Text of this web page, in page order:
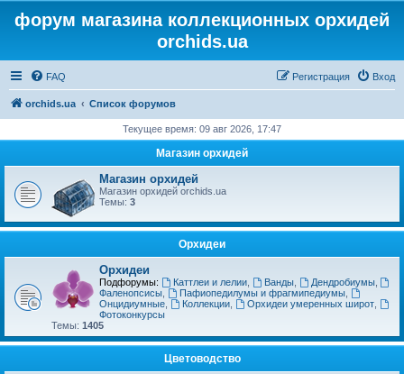
форум магазина коллекционных орхидей
orchids.ua
FAQ Вход
Регистрация
orchids.ua Список форумов
Текущее время: 09 авг 2026, 17:47
Магазин орхидей
Магазин орхидей
Магазин орхидей orchids.ua
Темы: 3
Орхидеи
Орхидеи
Подфорумы: Каттлеи и лелии, Ванды, Дендробиумы,
Фаленопсисы
Пафиопедилумы и фрагмипедиумы,
Онцидиумные
Коллекции, Орхидеи умеренных широт,
Фотоконкурсы
Темы: 1405
Цветоводство